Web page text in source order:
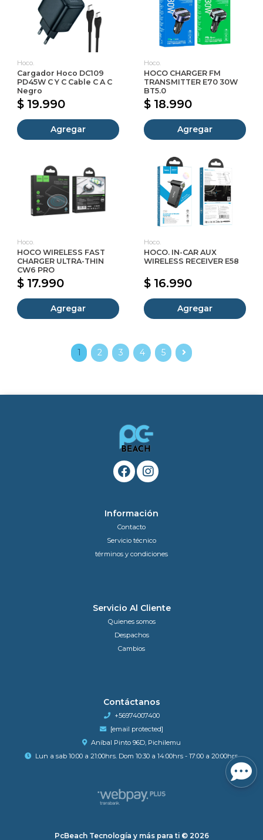
Hoco.
Cargador Hoco DC109
PD45W C Y C Cable C A C
Negro
$ 19.990
Agregar
Hoco.
HOCO CHARGER FM
TRANSMITTER E70 30W
BT5.0
$ 18.990
Agregar
Hoco.
HOCO WIRELESS FAST
CHARGER ULTRA-THIN
CW6 PRO
$ 17.990
Agregar
Hoco.
HOCO. IN-CAR AUX
WIRELESS RECEIVER E58
$ 16.990
Agregar
1 2 3 4 5
Información
Contacto
Servicio técnico
términos y condiciones
Servicio Al Cliente
Quienes somos
Despachos
Cambios
Contáctanos
+56974007400
[email protected]
Aníbal Pinto 96D, Pichilemu
Lun a sab 10:00 a 21:00hrs. Dom 10:30 a 14:00hrs - 17:00 a 20:00hrs.
PcBeach Tecnología y más para ti © 2026